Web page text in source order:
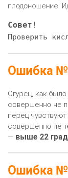
плодоношение.
Совет!
Проверить
Ошибка №
Огурец, как
совершенно не
перец
совершенно не
— выше 22
Ошибка №